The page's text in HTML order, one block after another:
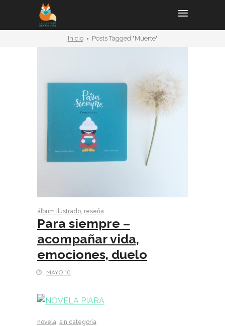
Inicio Posts Tagged "muerte"
álbum ilustrado, reseña
Para siempre –
acompañar vida,
emociones, duelo
MAYO 10
novela, sin categoría